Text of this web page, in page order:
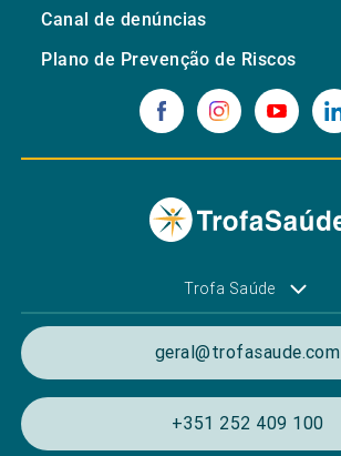
Canal de denúncias
Plano de Prevenção de Riscos
Trofa Saúde
geral@trofasaude.com
+351 252 409 100